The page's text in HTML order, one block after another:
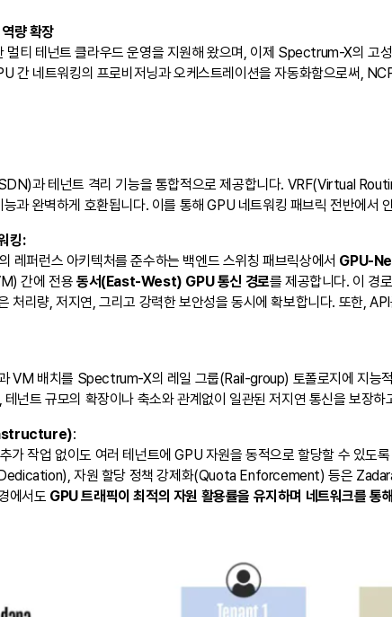
량 확장
티 테넌트 클라우드 운영을 지원해 왔으며, 이제 Spectrum-X의 고
간 네트워킹의 프로비저닝과 오케스트레이션을 자동화함으로써,
과 테넌트 격리 기능을 통합적으로 제공합니다. VRF(Virtual
과 완벽하게 호환됩니다. 이를 통해 GPU 네트워킹 패브릭 전반에서
킹:
퍼런스 아키텍처를 준수하는 백엔드 스위칭 패브릭상에서 GPU-
간에 전용 동서(East-West) GPU 통신 경로를 제공합니다. 이 경
처리량, 저지연, 그리고 강력한 보안성을 동시에 확보합니다. 또한,
VM 배치를 Spectrum-X의 레일 그룹(Rail-group) 토폴로지에 지
테넌트 규모의 확장이나 축소와 관계없이 일관된 저지연 통신을 보장
:
작업 없이도 여러 테넌트에 GPU 자원을 동적으로 할당할 수 있도
자원 할당 정책 강제화(Quota Enforcement) 등은
에서도 GPU 트래픽이 최적의 자원 활용률을 유지하며 네트워크를 통